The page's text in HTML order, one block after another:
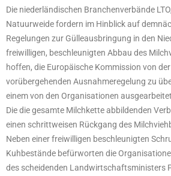
Die niederländischen Branchenverbände
Natuurweide fordern im Hinblick auf
Regelungen zur Gülleausbringung in den
freiwilligen, beschleunigten Abbau des
hoffen, die Europäische Kommission von
vorübergehenden Ausnahmeregelung zu
einem von den Organisationen
Die die gesamte Milchkette abbildenden
einen schrittweisen Rückgang des
Neben einer freiwilligen beschleunigten
Kuhbestände befürworten die
des scheidenden Landwirtschaftsministers